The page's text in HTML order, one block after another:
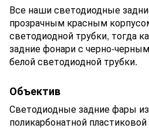
Все наши светодиодные
прозрачным красным
светодиодной трубки, тогда
задние фонари с черно-
белой светодиодной трубки.
Объектив
Светодиодные задние фары
поликарбонатной